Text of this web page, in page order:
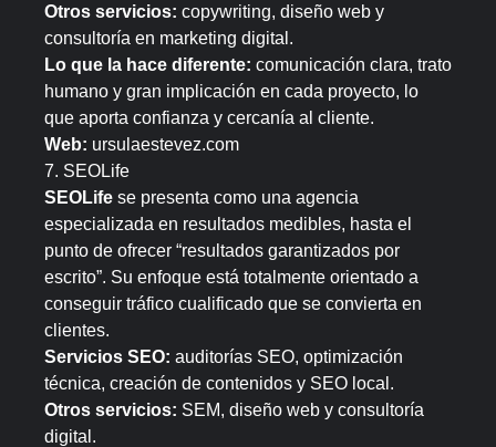
Otros servicios: copywriting, diseño web y
consultoría en marketing digital.
Lo que la hace diferente: comunicación clara, trato
humano y gran implicación en cada proyecto, lo
que aporta confianza y cercanía al cliente.
Web: ursulaestevez.com
7. SEOLife
SEOLife se presenta como una agencia
especializada en resultados medibles, hasta el
punto de ofrecer “resultados garantizados por
escrito”. Su enfoque está totalmente orientado a
conseguir tráfico cualificado que se convierta en
clientes.
Servicios SEO: auditorías SEO, optimización
técnica, creación de contenidos y SEO local.
Otros servicios: SEM, diseño web y consultoría
digital.